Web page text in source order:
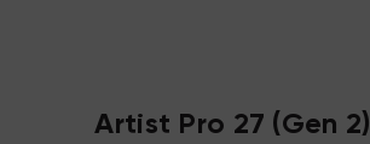
Artist Pro 27 (Gen 2)